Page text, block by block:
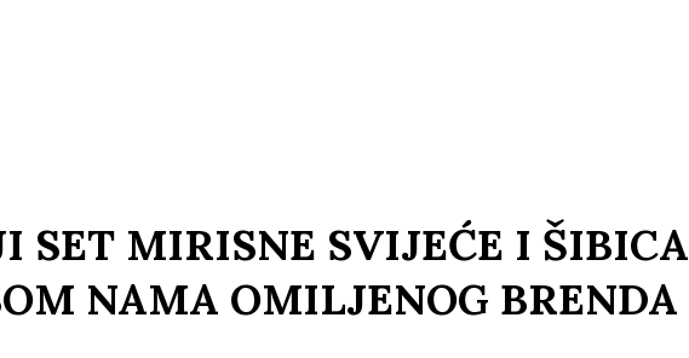
SET MIRISNE SVIJEĆE I ŠIBICA
NAMA OMILJENOG BRENDA